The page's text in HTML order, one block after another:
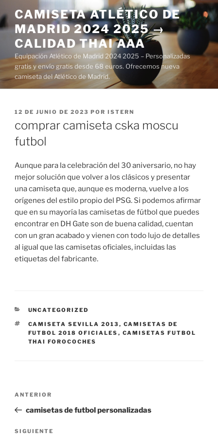
al
contenido
CAMISETA ATLÉTICO DE
MADRID 2024 2025 →
CALIDAD THAI AAA
Equipación Atlético de Madrid 2024 2025 – Personalizadas
gratis y envío gratis desde 68 euros. Ofrecemos nueva
camiseta del Atlético de Madrid.
PUBLICADO
12 DE JUNIO DE 2023 POR ISTERN
comprar camiseta cska moscu
futbol
Aunque para la celebración del 30 aniversario, no hay
mejor solución que volver a los clásicos y presentar
una camiseta que, aunque es moderna, vuelve a los
orígenes del estilo propio del PSG. Si podemos afirmar
que en su mayoría las camisetas de fútbol que puedes
encontrar en DH Gate son de buena calidad, cuentan
con un gran acabado y vienen con todo lujo de detalles
al igual que las camisetas oficiales, incluidas las
etiquetas del fabricante.
CATEGORÍAS
UNCATEGORIZED
ETIQUETAS
CAMISETA SEVILLA 2013 , CAMISETAS DE
FUTBOL 2018 OFICIALES , CAMISETAS FUTBOL
THAI FOROCOCHES
entradas
Entrada
anterior:
ANTERIOR
camisetas de futbol personalizadas
Siguiente
SIGUIENTE